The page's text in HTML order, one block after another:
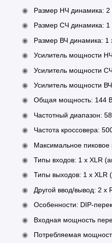
Размер НЧ динамика: 2
Размер СЧ динамика: 1
Размер ВЧ динамика: 1
Усилитель мощности
Усилитель мощности
Усилитель мощности
Общая мощность: 144
Частотный диапазон:
Частота кроссовера:
Максимальное пиковое
Типы входов: 1 x XLR
Типы выходов: 1 x XLR
Другой ввод/вывод: 2 x
Особенности: DIP-
Входная мощность
Потребляемая